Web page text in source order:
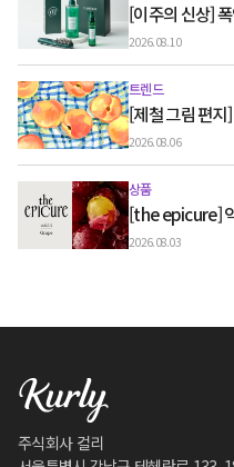
[이주의 신상]
그랜드뷰티컬리
2026.08.10
트렌드
[제철 그림 편지
2026.08.06
상품
[the epicure]
2026.08.03
주식회사 컬리